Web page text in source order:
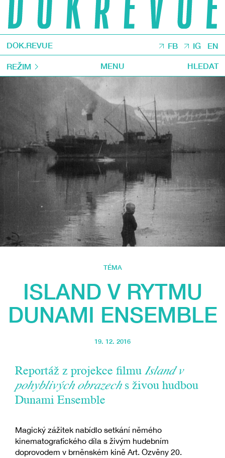
DOK.REVUE FB IG EN
REŽIM MENU HLEDAT
TÉMA
ISLAND V RYTMU
DUNAMI ENSEMBLE
19. 12. 2016
Reportáž z projekce filmu Island v
pohyblivých obrazechs živou hudbou
Dunami Ensemble
Magický zážitek nabídlo setkání němého
kinematografického díla s živým hudebním
doprovodem v brněnském kině Art. Ozvěny 20.